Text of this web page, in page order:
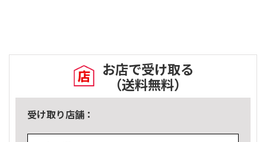
お店で受け取る
（送料無料）
受け取り店舗：